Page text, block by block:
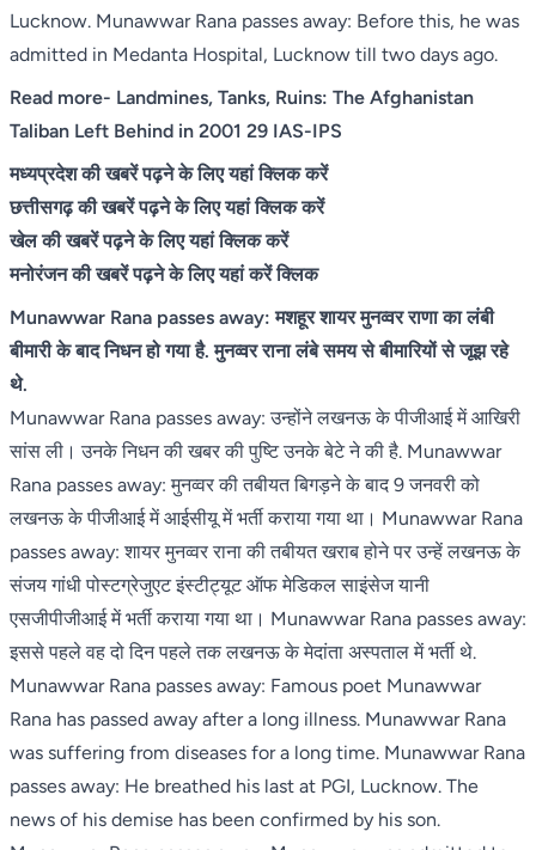
Lucknow. Munawwar Rana passes away: Before this, he was
admitted in Medanta Hospital, Lucknow till two days ago.
Read more- Landmines, Tanks, Ruins: The Afghanistan
Taliban Left Behind in 2001 29 IAS-IPS
मध्यप्रदेश की खबरें पढ़ने के लिए यहां क्लिक करें
छत्तीसगढ़ की खबरें पढ़ने के लिए यहां क्लिक करें
खेल की खबरें पढ़ने के लिए यहां क्लिक करें
मनोरंजन की खबरें पढ़ने के लिए यहां करें क्लिक
Munawwar Rana passes away: मशहूर शायर मुनव्वर राणा का लंबी
बीमारी के बाद निधन हो गया है. मुनव्वर राना लंबे समय से बीमारियों से जूझ रहे
थे.
Munawwar Rana passes away: उन्होंने लखनऊ के पीजीआई में आखिरी
सांस ली। उनके निधन की खबर की पुष्टि उनके बेटे ने की है. Munawwar
Rana passes away: मुनव्वर की तबीयत बिगड़ने के बाद 9 जनवरी को
लखनऊ के पीजीआई में आईसीयू में भर्ती कराया गया था। Munawwar Rana
passes away: शायर मुनव्वर राना की तबीयत खराब होने पर उन्हें लखनऊ के
संजय गांधी पोस्टग्रेजुएट इंस्टीट्यूट ऑफ मेडिकल साइंसेज यानी
एसजीपीजीआई में भर्ती कराया गया था। Munawwar Rana passes away:
इससे पहले वह दो दिन पहले तक लखनऊ के मेदांता अस्पताल में भर्ती थे.
Munawwar Rana passes away: Famous poet Munawwar
Rana has passed away after a long illness. Munawwar Rana
was suffering from diseases for a long time. Munawwar Rana
passes away: He breathed his last at PGI, Lucknow. The
news of his demise has been confirmed by his son.